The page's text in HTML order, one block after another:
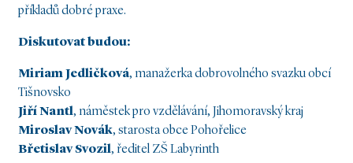
příkladů dobré praxe.
Diskutovat budou:
Miriam Jedličková, manažerka dobrovolného svazku obcí
Tišnovsko
Jiří Nantl, náměstek pro vzdělávání, Jihomoravský kraj
Miroslav Novák, starosta obce Pohořelice
Břetislav Svozil, ředitel ZŠ Labyrinth